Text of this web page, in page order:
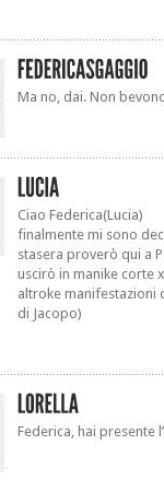
Ma no, dai. Non
Ciao Federica(Lucia)
finalmente mi sono
stasera proverò qui a
uscirò in manike
altroke
di Jacopo)
Federica, hai presente